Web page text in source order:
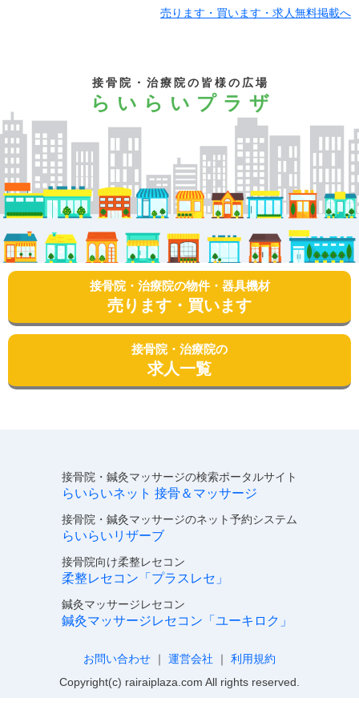
売ります・買います・求人無料掲載へ
接骨院・治療院の皆様の広場
らいらいプラザ
接骨院・治療院の物件・器具機材
売ります・買います
接骨院・治療院の
求人一覧
接骨院・鍼灸マッサージの検索ポータルサイト
らいらいネット 接骨＆マッサージ
接骨院・鍼灸マッサージのネット予約システム
らいらいリザーブ
接骨院向け柔整レセコン
柔整レセコン「プラスレセ」
鍼灸マッサージレセコン
鍼灸マッサージレセコン「ユーキロク」
お問い合わせ ｜ 運営会社 ｜ 利用規約
Copyright(c) rairaiplaza.com All rights reserved.